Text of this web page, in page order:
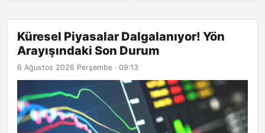
Küresel Piyasalar Dalgalanıyor! Yön
Arayışındaki Son Durum
6 Ağustos 2026 Perşembe · 09:13